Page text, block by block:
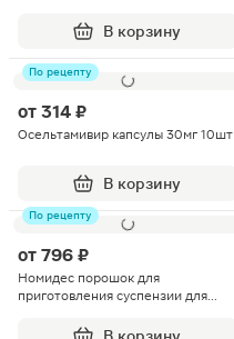
В корзину
По рецепту
от 314 ₽
Осельтамивир капсулы 30мг 10шт
В корзину
По рецепту
от 796 ₽
Номидес порошок для
приготовления суспензии для